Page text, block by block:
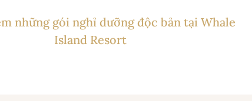
những gói nghỉ dưỡng độc bản tại Whale
Island Resort